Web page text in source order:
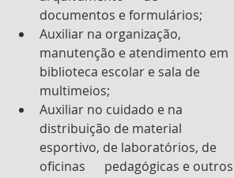
documentos e formulários;
Auxiliar na organização,
manutenção e atendimento em
biblioteca escolar e sala de
multimeios;
Auxiliar no cuidado e na
distribuição de material
esportivo, de laboratórios, de
oficinas      pedagógicas e outros